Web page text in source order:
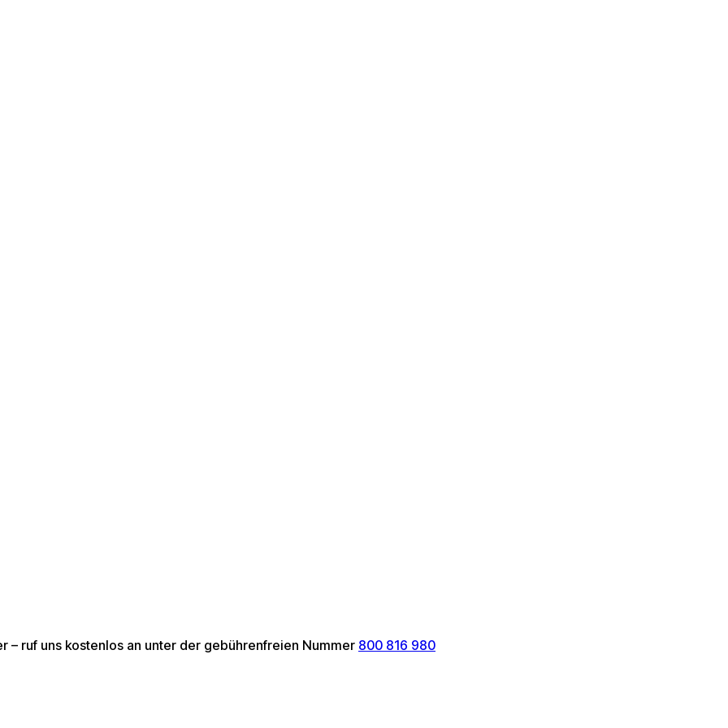
ruf uns kostenlos an unter der gebührenfreien Nummer 800 816 980